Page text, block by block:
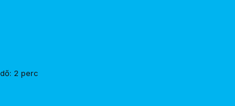
2 perc